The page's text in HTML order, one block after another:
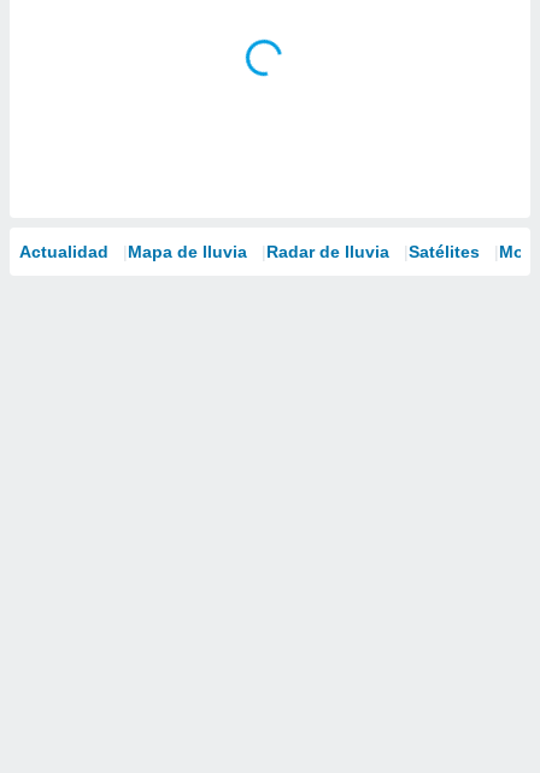
Actualidad Mapa de lluvia Radar de lluvia Satélites